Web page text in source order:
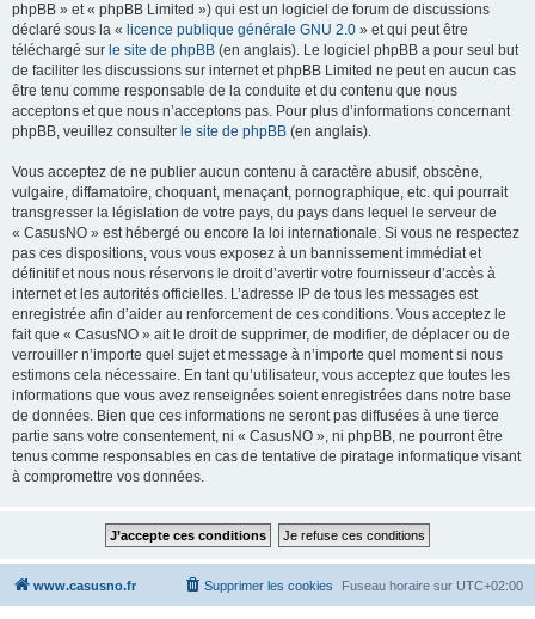
phpBB » et « phpBB Limited ») qui est un logiciel de forum de discussions
déclaré sous la « licence publique générale GNU 2.0 » et qui peut être
téléchargé sur le site de phpBB (en anglais). Le logiciel phpBB a pour seul but
de faciliter les discussions sur internet et phpBB Limited ne peut en aucun cas
être tenu comme responsable de la conduite et du contenu que nous
acceptons et que nous n’acceptons pas. Pour plus d’informations concernant
phpBB, veuillez consulter le site de phpBB (en anglais).
Vous acceptez de ne publier aucun contenu à caractère abusif, obscène,
vulgaire, diffamatoire, choquant, menaçant, pornographique, etc. qui pourrait
transgresser la législation de votre pays, du pays dans lequel le serveur de
« CasusNO » est hébergé ou encore la loi internationale. Si vous ne respectez
pas ces dispositions, vous vous exposez à un bannissement immédiat et
définitif et nous nous réservons le droit d’avertir votre fournisseur d’accès à
internet et les autorités officielles. L’adresse IP de tous les messages est
enregistrée afin d’aider au renforcement de ces conditions. Vous acceptez le
fait que « CasusNO » ait le droit de supprimer, de modifier, de déplacer ou de
verrouiller n’importe quel sujet et message à n’importe quel moment si nous
estimons cela nécessaire. En tant qu’utilisateur, vous acceptez que toutes les
informations que vous avez renseignées soient enregistrées dans notre base
de données. Bien que ces informations ne seront pas diffusées à une tierce
partie sans votre consentement, ni « CasusNO », ni phpBB, ne pourront être
tenus comme responsables en cas de tentative de piratage informatique visant
à compromettre vos données.
www.casusno.fr Fuseau horaire sur UTC+02:00
Supprimer les cookies